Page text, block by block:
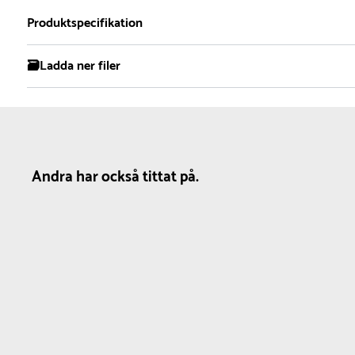
2
Produktspecifikation
Material
Plast Diameter :5 cm Gul
🗃️Ladda ner filer
Andra har också tittat på.